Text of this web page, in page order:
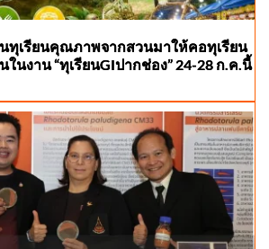
ทุเรียนคุณภาพจากสวนมาให้คอทุเรียน
ในงาน “ทุเรียนGIปากช่อง” 24-28 ก.ค.นี้